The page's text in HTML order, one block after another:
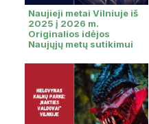
Naujieji metai Vilniuje iš
2025 į 2026 m.
Originalios idėjos
Naujųjų metų sutikimui